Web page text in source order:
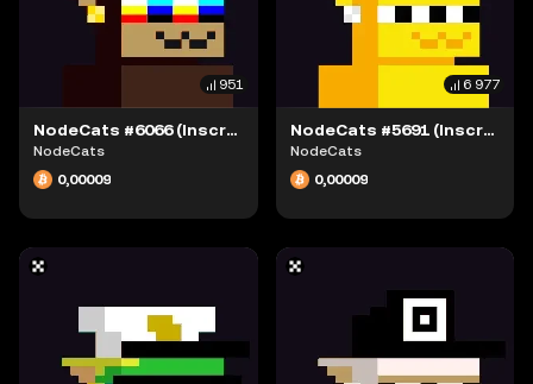
951
NodeCats #6066 (Inscription #63869437)
NodeCats
0,00009
6 977
NodeCats #5691 (Inscription #63869431)
NodeCats
0,00009